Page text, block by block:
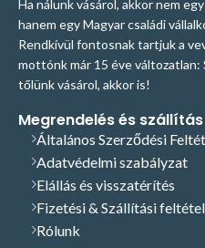
Ha nálunk vásárol, akkor nem
hanem egy Magyar családi
Rendkívül fontosnak tartjuk a
mottónk már 15 éve változatlan:
tőlünk vásárol, akkor is!
Megrendelés és szállítás
Általános Szerződési
Adatvédelmi szabályzat
Elállás és visszatérítés
Fizetési & Szállítási
Rólunk